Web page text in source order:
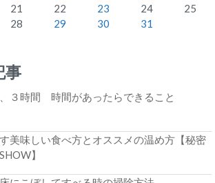
21 22 23 24
25
28 29 30
31
事
３時間 時間があったらできること
美味しい食べ方とオススメの温め方【秘密
】